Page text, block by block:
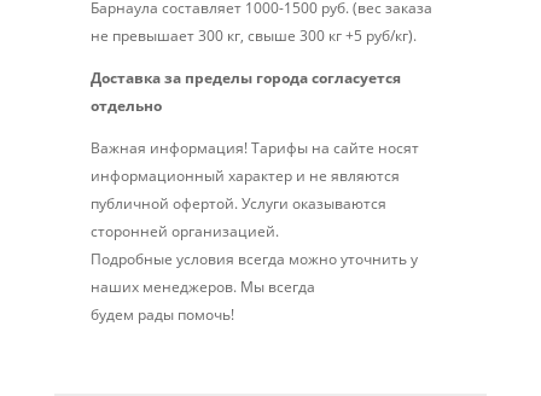
Барнаула составляет 1000-1500 руб. (вес заказа
не превышает 300 кг, свыше 300 кг +5 руб/кг).
Доставка за пределы города согласуется
отдельно
Важная информация! Тарифы на сайте носят
информационный характер и не являются
публичной офертой. Услуги оказываются
сторонней организацией.
Подробные условия всегда можно уточнить у
наших менеджеров. Мы всегда
будем рады помочь!